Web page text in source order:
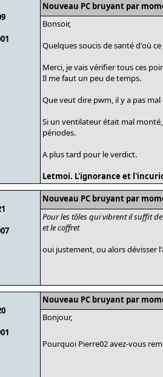
Nouveau PC bruyant par
Bonsoir,
Quelques soucis de santé d'où
Merci, je vais vérifier tous ces
Il me faut un peu de temps.
Que veut dire pwm, il y a pas
Si un ventilateur était mal
périodes.
A plus tard pour le verdict.
Letmoi. L'ignorance et
Nouveau PC bruyant par
Pour les tôles qui vibrent il suffit
et le coffret
oui justement, ou alors dévisser
Nouveau PC bruyant par
Bonjour,
Pourquoi Pierre02 avez-vous